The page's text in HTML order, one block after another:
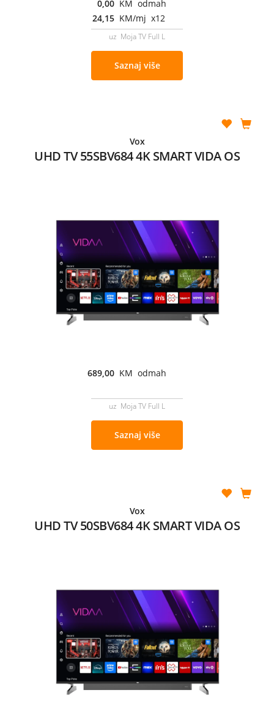
0,00 KM odmah
24,15 KM/mj x12
uz Moja TV Full L
Saznaj više
Vox
UHD TV 55SBV684 4K SMART VIDA OS
689,00 KM odmah
uz Moja TV Full L
Saznaj više
Vox
UHD TV 50SBV684 4K SMART VIDA OS